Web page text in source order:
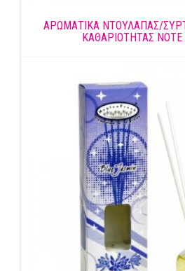
ΑΡΩΜΑΤΙΚΑ ΝΤΟΥΛΑΠΑΣ/
ΚΑΘΑΡΙΟΤΗΤΑΣ NOTE